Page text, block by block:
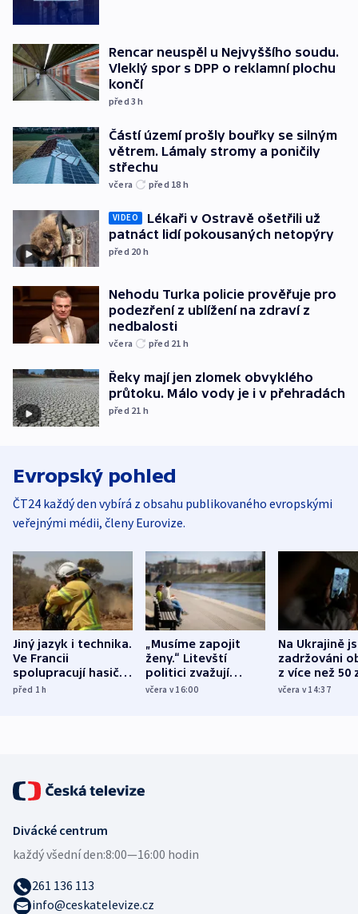
Rencar neuspěl u Nejvyššího soudu.
Vleklý spor s DPP o reklamní plochu
končí
před 3h
Částí území prošly bouřky se silným
větrem. Lámaly stromy a poničily
střechu
včera před 18 h
VIDEO
Lékaři v Ostravě ošetřili už
patnáct lidí pokousaných netopýry
před 20 h
Nehodu Turka policie prověřuje pro
podezření z ublížení na zdraví z
nedbalosti
včera před 21 h
Řeky mají jen zlomek obvyklého
průtoku. Málo vody je i v přehradách
před 21 h
Evropský pohled
ČT24 každý den vybírá z obsahu publikovaného evropskými
veřejnými médii, členy Eurovize.
Jiný jazyk i technika.
Ve Francii
spolupracují hasiči z
různých zemí
před 1h
„Musíme zapojit
ženy.“ Litevští
politici zvažují
dohodu o
včera v 16:00
Na Ukrajině
zadržováni
z více než 50
Bojovali na
včera v 14:37
Divácké centrum
každý všední den:8:00—16:00 hodin
261 136 113
info@ceskatelevize.cz